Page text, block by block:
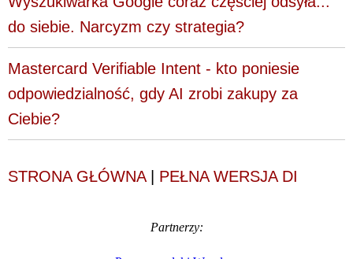
do siebie. Narcyzm czy strategia?
Mastercard Verifiable Intent - kto poniesie
odpowiedzialność, gdy AI zrobi zakupy za
Ciebie?
STRONA GŁÓWNA| PEŁNA WERSJA DI
Partnerzy: